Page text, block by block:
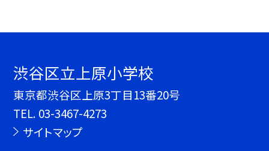
渋谷区立上原小学校
東京都渋谷区上原3丁目13番20号
TEL. 03-3467-4273
サイトマップ